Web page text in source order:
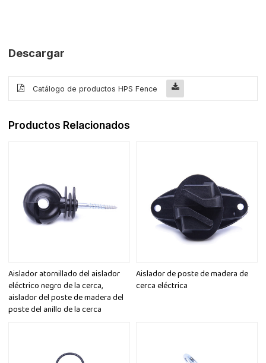
Descargar
Catálogo de productos HPS Fence
Productos Relacionados
Aislador atornillado del aislador
eléctrico negro de la cerca,
aislador del poste de madera del
poste del anillo de la cerca
Aislador de poste de madera de
cerca eléctrica